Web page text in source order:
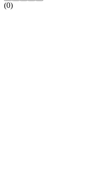
(0)